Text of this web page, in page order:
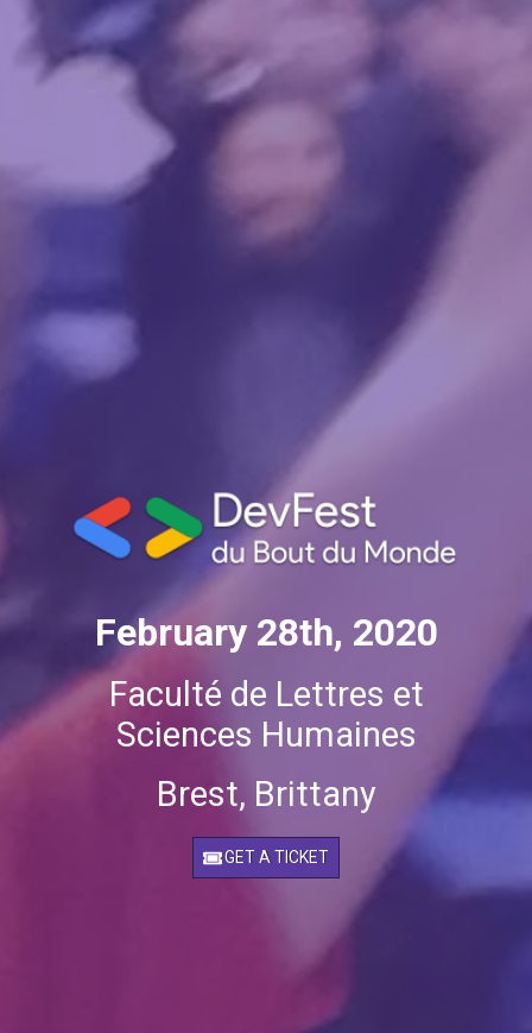
February 28th, 2020
Faculté de Lettres et
Sciences Humaines
Brest, Brittany
GET A TICKET